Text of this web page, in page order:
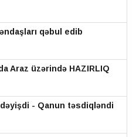
qəbul edib
Araz üzərində HAZIRLIQ
- Qanun təsdiqləndi